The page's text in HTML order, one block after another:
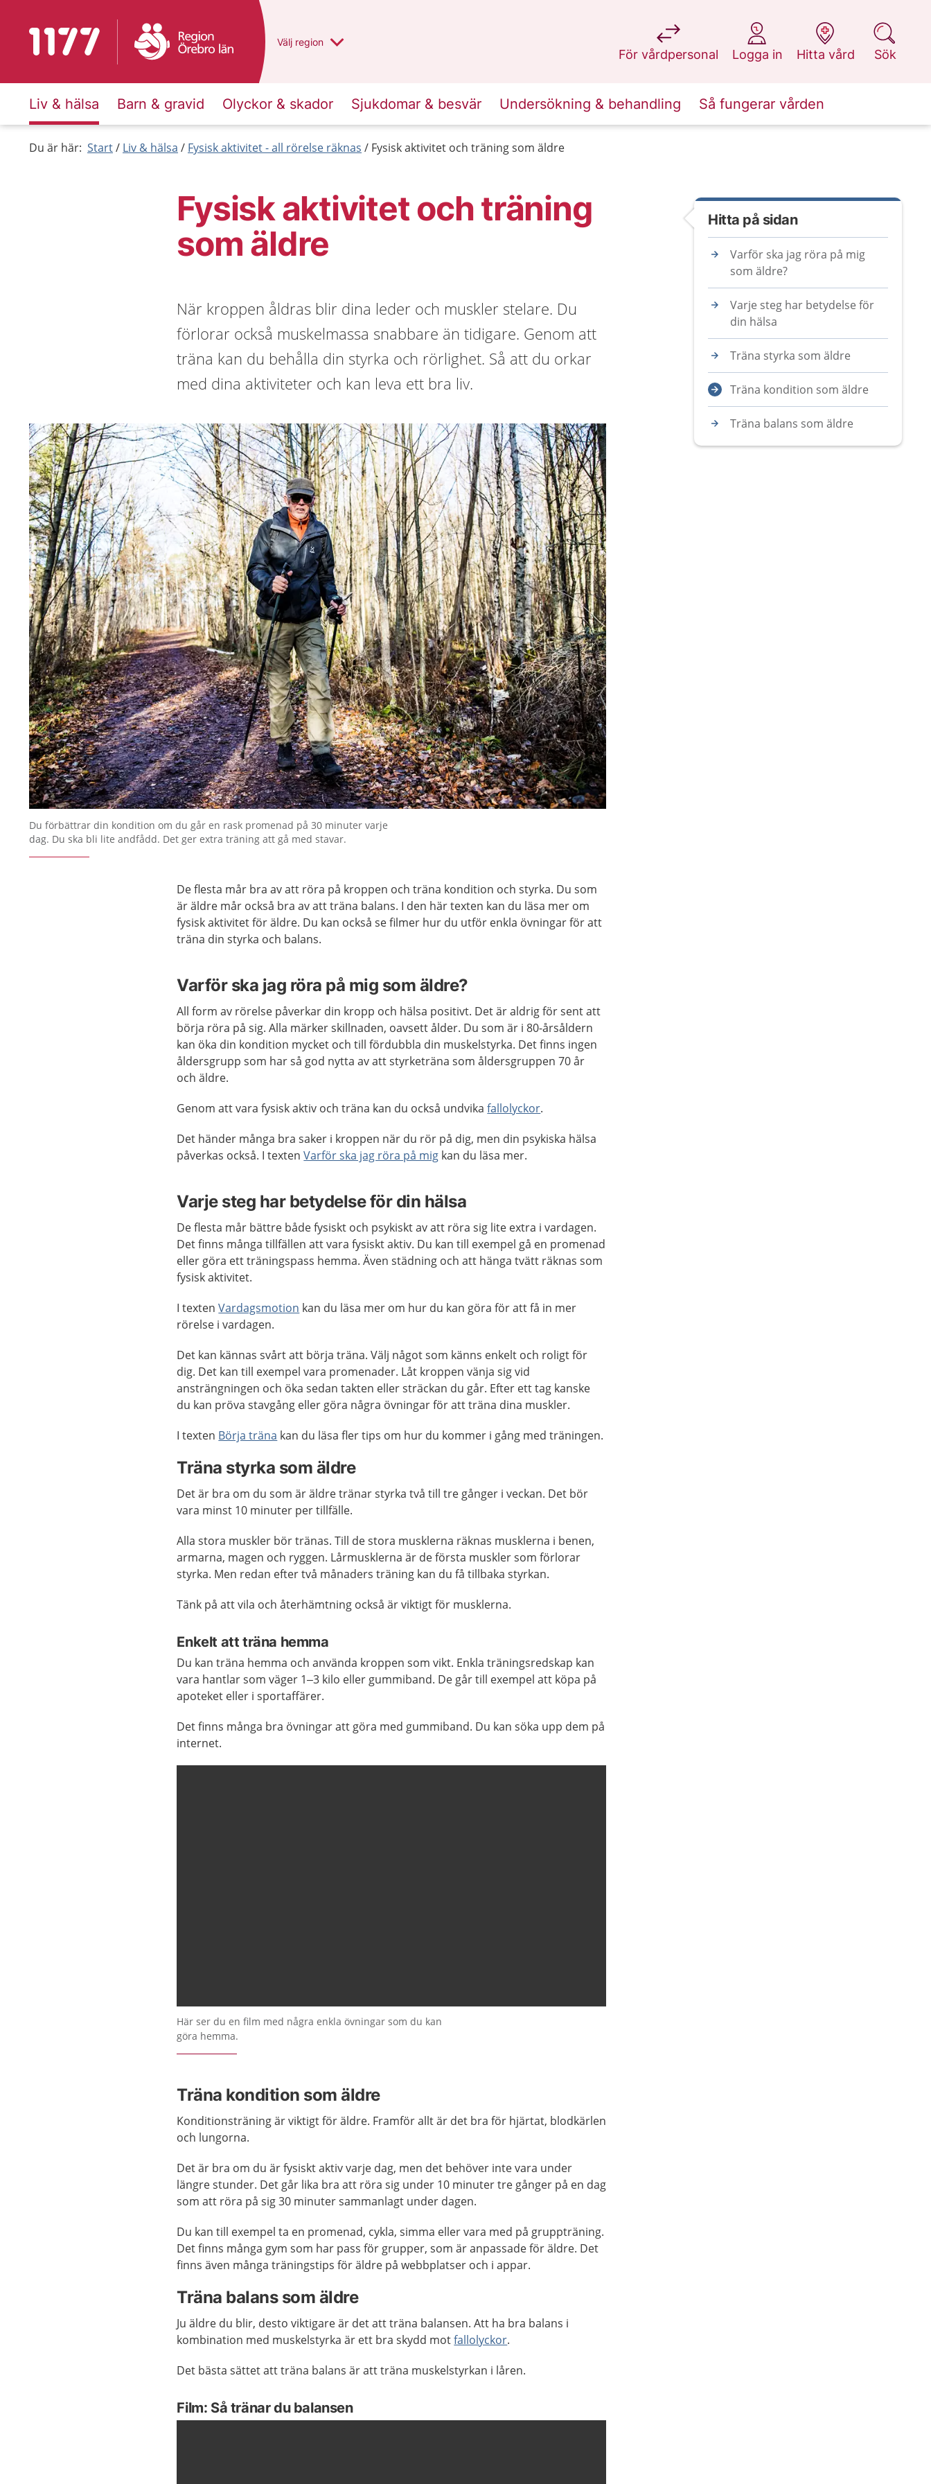
Till startsidan för 1177 Du har valt region
Välj en annan
region
För vårdpersonal
på 1177.se
Logga in
på 1177.se
Hitta vård
på 1177.se
Sök
på 1177.se
Liv & hälsa Barn & gravid Olyckor & skador Sjukdomar & besvär Undersökning & behandling Så fungerar vården
Du är här: Start Liv & hälsa Fysisk aktivitet - all rörelse räknas Fysisk aktivitet och träning som äldre
Fysisk aktivitet och träning
som äldre
När kroppen åldras blir dina leder och muskler stelare. Du
förlorar också muskelmassa snabbare än tidigare. Genom att
träna kan du behålla din styrka och rörlighet. Så att du orkar
med dina aktiviteter och kan leva ett bra liv.
Du förbättrar din kondition om du går en rask promenad på 30 minuter varje
dag. Du ska bli lite andfådd. Det ger extra träning att gå med stavar.
De flesta mår bra av att röra på kroppen och träna kondition och styrka. Du som
är äldre mår också bra av att träna balans. I den här texten kan du läsa mer om
fysisk aktivitet för äldre. Du kan också se filmer hur du utför enkla övningar för att
träna din styrka och balans.
Varför ska jag röra på mig som äldre?
All form av rörelse påverkar din kropp och hälsa positivt. Det är aldrig för sent att
börja röra på sig. Alla märker skillnaden, oavsett ålder. Du som är i 80-årsåldern
kan öka din kondition mycket och till fördubbla din muskelstyrka. Det finns ingen
åldersgrupp som har så god nytta av att styrketräna som åldersgruppen 70 år
och äldre.
Genom att vara fysisk aktiv och träna kan du också undvikafallolyckor.
Det händer många bra saker i kroppen när du rör på dig, men din psykiska hälsa
påverkas också. I textenVarför ska jag röra på mig kan du läsa mer.
Varje steg har betydelse för din hälsa
De flesta mår bättre både fysiskt och psykiskt av att röra sig lite extra i vardagen.
Det finns många tillfällen att vara fysiskt aktiv. Du kan till exempel gå en promenad
eller göra ett träningspass hemma. Även städning och att hänga tvätt räknas som
fysisk aktivitet.
I textenVardagsmotion kan du läsa mer om hur du kan göra för att få in mer
rörelse i vardagen.
Det kan kännas svårt att börja träna. Välj något som känns enkelt och roligt för
dig. Det kan till exempel vara promenader. Låt kroppen vänja sig vid
ansträngningen och öka sedan takten eller sträckan du går. Efter ett tag kanske
du kan pröva stavgång eller göra några övningar för att träna dina muskler.
I texten Börja träna kan du läsa fler tips om hur du kommer i gång med träningen.
Träna styrka som äldre
Det är bra om du som är äldre tränar styrka två till tre gånger i veckan. Det bör
vara minst 10 minuter per tillfälle.
Alla stora muskler bör tränas. Till de stora musklerna räknas musklerna i benen,
armarna, magen och ryggen. Lårmusklerna är de första muskler som förlorar
styrka. Men redan efter två månaders träning kan du få tillbaka styrkan.
Tänk på att vila och återhämtning också är viktigt för musklerna.
Enkelt att träna hemma
Du kan träna hemma och använda kroppen som vikt. Enkla träningsredskap kan
vara hantlar som väger 1–3 kilo eller gummiband. De går till exempel att köpa på
apoteket eller i sportaffärer.
Det finns många bra övningar att göra med gummiband. Du kan söka upp dem på
internet.
Här ser du en film med några enkla övningar som du kan
göra hemma.
Träna kondition som äldre
Konditionsträning är viktigt för äldre. Framför allt är det bra för hjärtat, blodkärlen
och lungorna.
Det är bra om du är fysiskt aktiv varje dag, men det behöver inte vara under
längre stunder. Det går lika bra att röra sig under 10 minuter tre gånger på en dag
som att röra på sig 30 minuter sammanlagt under dagen.
Du kan till exempel ta en promenad, cykla, simma eller vara med på gruppträning.
Det finns många gym som har pass för grupper, som är anpassade för äldre. Det
finns även många träningstips för äldre på webbplatser och i appar.
Träna balans som äldre
Ju äldre du blir, desto viktigare är det att träna balansen. Att ha bra balans i
kombination med muskelstyrka är ett bra skydd motfallolyckor.
Det bästa sättet att träna balans är att träna muskelstyrkan i låren.
Film: Så tränar du balansen
Hitta på sidan
Varför ska jag röra på mig
som äldre?
Varje steg har betydelse för
din hälsa
Träna styrka som äldre
Träna kondition som äldre
Träna balans som äldre